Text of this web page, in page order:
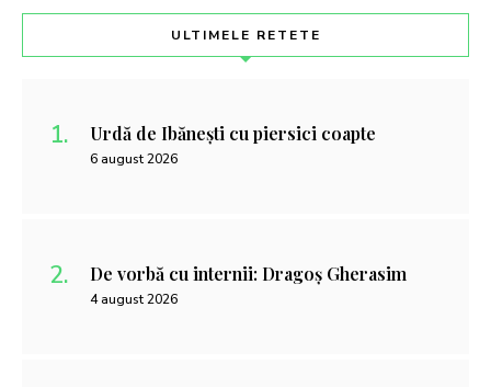
ULTIMELE RETETE
Urdă de Ibănești cu piersici coapte
6 august 2026
De vorbă cu internii: Dragoș Gherasim
4 august 2026